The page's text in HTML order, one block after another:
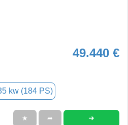
49.440 €
kw (184 PS)
★ ➦ ➜